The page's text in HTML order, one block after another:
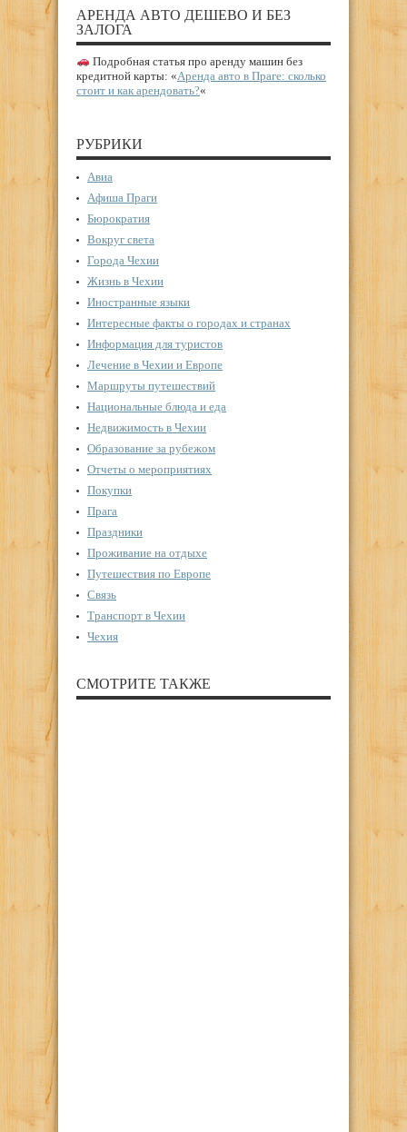
АРЕНДА АВТО ДЕШЕВО И БЕЗ
ЗАЛОГА
Подробная статья про аренду машин без
кредитной карты: «Аренда авто в Праге: сколько
стоит и как арендовать?«
РУБРИКИ
Авиа
Афиша Праги
Бюрократия
Вокруг света
Города Чехии
Жизнь в Чехии
Иностранные языки
Интересные факты о городах и странах
Информация для туристов
Лечение в Чехии и Европе
Маршруты путешествий
Национальные блюда и еда
Недвижимость в Чехии
Образование за рубежом
Отчеты о мероприятиях
Покупки
Прага
Праздники
Проживание на отдыхе
Путешествия по Европе
Связь
Транспорт в Чехии
Чехия
СМОТРИТЕ ТАКЖЕ